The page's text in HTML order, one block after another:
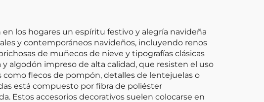
los hogares un espíritu festivo y alegría navideña
y contemporáneos navideños, incluyendo renos
de muñecos de nieve y tipografías clásicas
algodón impreso de alta calidad, que resisten el uso
flecos de pompón, detalles de lentejuelas o
está compuesto por fibra de poliéster
Estos accesorios decorativos suelen colocarse en